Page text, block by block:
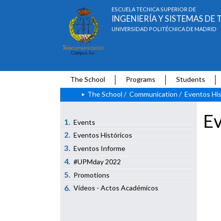
ESCUELA TÉCNICA SUPERIOR DE
INGENIERÍA Y SISTEMAS
UNIVERSIDAD POLITÉCNICA DE MADRID
The School Programs
Students
The School / Communication / Eventos
1. Events
2. Eventos Históricos
3. Eventos Informe
4. #UPMday 2022
5. Promotions
6. Vídeos - Actos Académicos